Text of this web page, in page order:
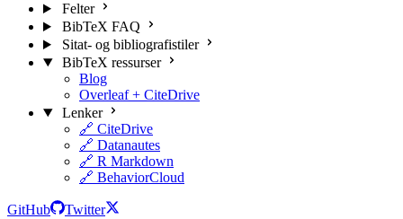
Felter
BibTeX FAQ
Sitat- og bibliografistiler
BibTeX ressurser
Blog
Overleaf + CiteDrive
Lenker
🔗 CiteDrive
🔗 Datanautes
🔗 R Markdown
🔗 BehaviorCloud
GitHub
Twitter